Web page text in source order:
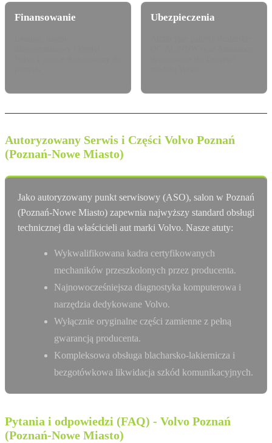
Finansowanie Ubezpieczenia
Autoryzowany Serwis i Części Volvo Poznań
(Poznań-Nowe Miasto)
Jako autoryzowany punkt serwisowy (ASO), salon w Poznań
(Poznań-Nowe Miasto) zapewnia najwyższy standard obsługi
technicznej dla właścicieli aut marki Volvo. Nasze atuty:
Wykwalifikowana kadra certyfikowanych
mechaników przeszkolonych przez producenta.
Najnowocześniejsza diagnostyka komputerowa i
narzędzia dedykowane Volvo.
Wyłącznie oryginalne części zamienne z pełną
gwarancją producenta.
Kompleksowa obsługa blacharsko-lakiernicza i
bezgotówkowa likwidacja szkód komunikacyjnych.
Pytania i odpowiedzi (FAQ) - Volvo Poznań
(Poznań-Nowe Miasto)